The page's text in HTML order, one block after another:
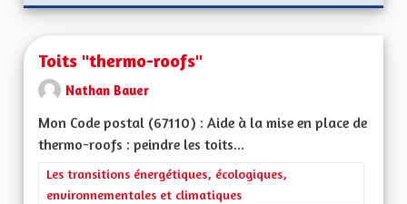
Toits "thermo-roofs"
Nathan Bauer
Mon Code postal (67110) : Aide à la mise en place de
thermo-roofs : peindre les toits...
Filtrer les résultats de la catégorie : Les transitions
Les transitions énergétiques, écologiques,
environnementales et climatiques